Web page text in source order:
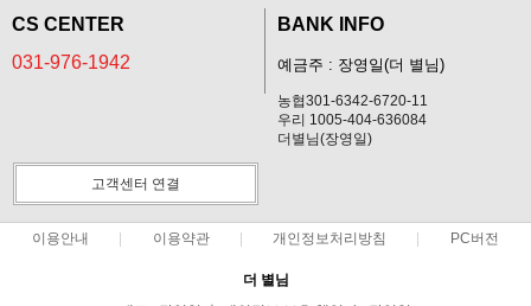
CS CENTER
031-976-1942
BANK INFO
예금주 : 장영일(더 별님)
농협301-6342-6720-11
우리 1005-404-636084
더별님(장영일)
고객센터 연결
이용안내 이용약관 개인정보처리방침 PC버전
더 별님